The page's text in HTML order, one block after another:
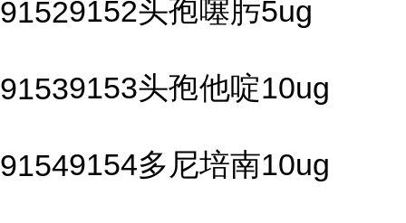
91529152头孢噻肟5ug
91539153头孢他啶10ug
91549154多尼培南10ug